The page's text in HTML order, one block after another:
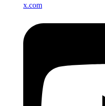
x.com